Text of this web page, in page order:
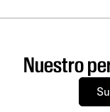
Nuestro